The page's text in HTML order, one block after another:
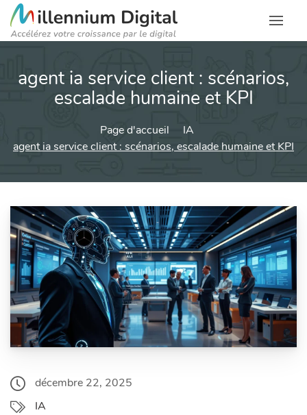
agent ia service client : scénarios,
escalade humaine et KPI
Page d'accueil
IA
agent ia service client : scénarios, escalade humaine et KPI
décembre 22, 2025
IA